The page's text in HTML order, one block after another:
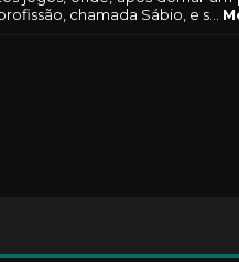
chamada Sábio, e s